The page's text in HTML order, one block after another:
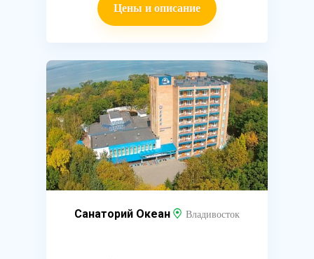
Цены и описание
Санаторий Океан Владивосток